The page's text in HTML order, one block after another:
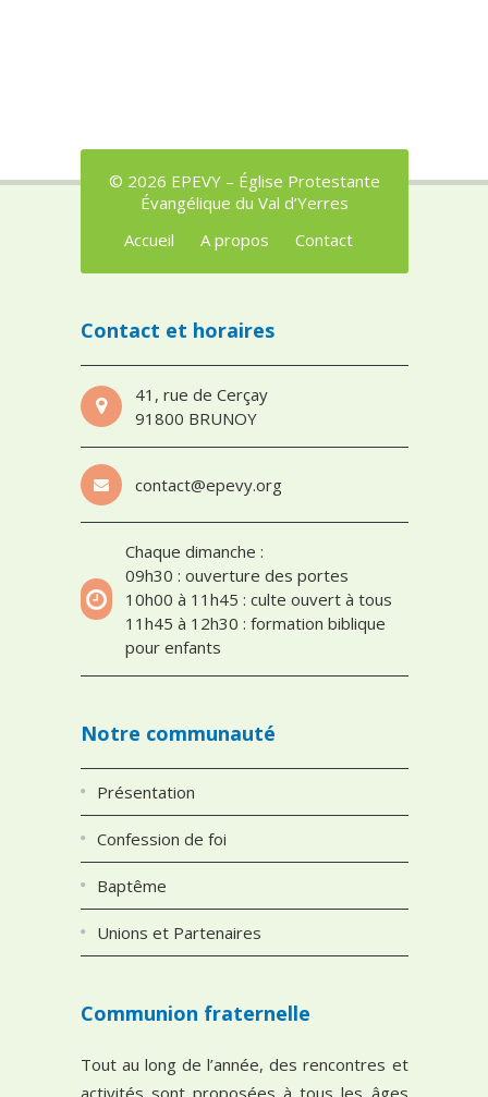
© 2026 EPEVY – Église Protestante
Évangélique du Val d’Yerres
Accueil
A propos Contact
Contact et horaires
41, rue de Cerçay
91800 BRUNOY
contact@epevy.org
Chaque dimanche :
09h30 : ouverture des portes
10h00 à 11h45 : culte ouvert à tous
11h45 à 12h30 : formation biblique
pour enfants
Notre communauté
Présentation
Confession de foi
Baptême
Unions et Partenaires
Communion fraternelle
Tout au long de l’année, des rencontres et
activités sont proposées à tous les âges